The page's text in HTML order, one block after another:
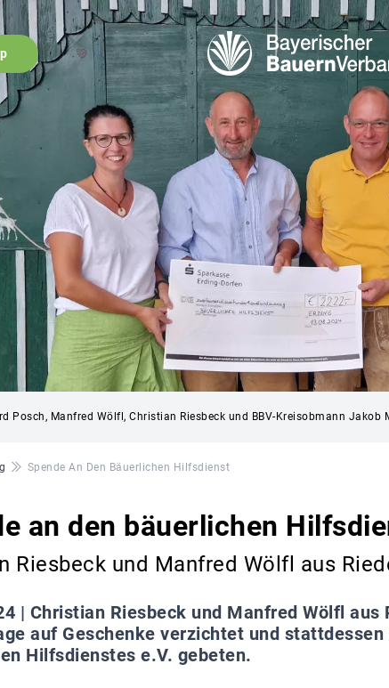
Posch, Manfred Wölfl, Christian Riesbeck und BBV-Kreisobmann Jakob
Spende An Den Bäuerlichen Hilfsdienst
an den bäuerlichen
Riesbeck und Manfred Wölfl aus
| Christian Riesbeck und Manfred Wölfl
auf Geschenke verzichtet und stattdessen
Hilfsdienstes e.V. gebeten.